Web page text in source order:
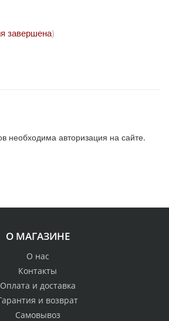
завершена)
необходима авторизация на сайте.
О МАГАЗИНЕ
О нас
Контакты
Оплата и доставка
и возврат
Самовывоз